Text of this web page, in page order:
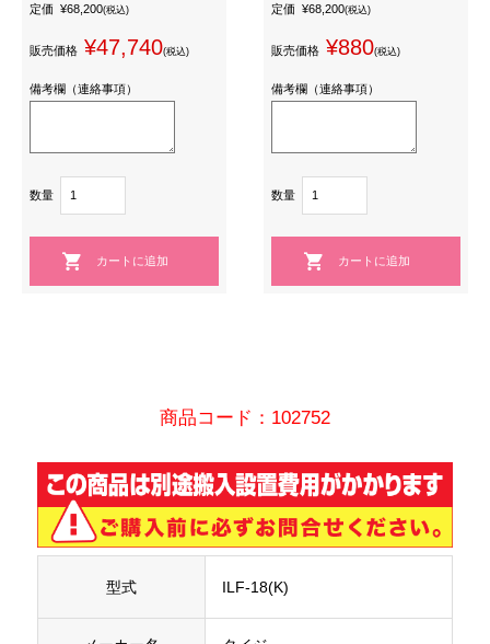
定価 ¥68,200(税込)
販売価格 ¥47,740(税込)
備考欄（連絡事項）
数量
定価 ¥68,200(税込)
販売価格 ¥880(税込)
備考欄（連絡事項）
数量
商品コード：102752
型式 ILF-18(K)